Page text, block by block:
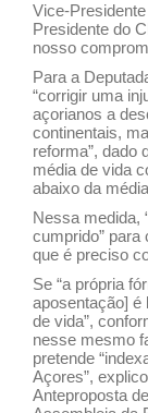
Vice-
Presidente do
nosso
Para a
“corrigir uma
açorianos a
continentais,
reforma”, dado
média de vida
abaixo da
Nessa medida,
cumprido” para
que é preciso
Se “a própria
aposentação] é
de vida”,
nesse mesmo
pretende
Açores”,
Anteproposta